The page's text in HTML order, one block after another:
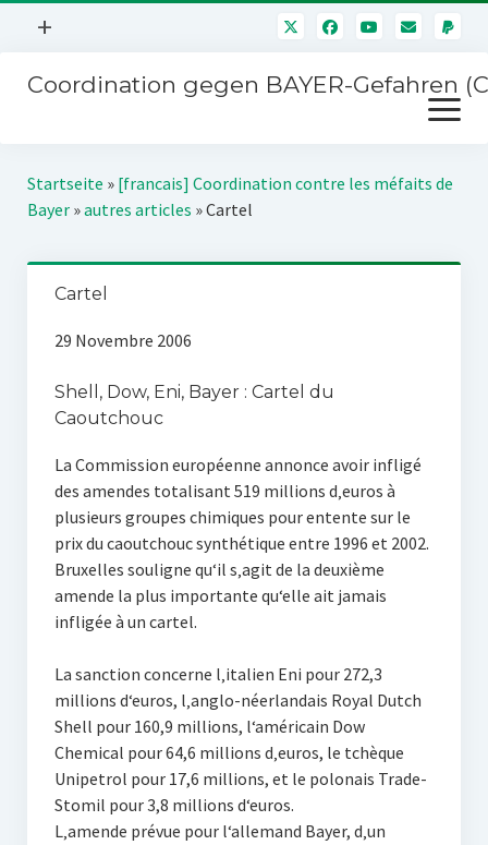
Menü
+
Mitmachen
Über uns
Impressum
Coordination gegen BAYER-Gefahren
Menü
öffnen
Kampagnen
Startseite » [francais] Coordination contre les méfaits de
Bayer»autres articles »Cartel
Cartel
29 Novembre 2006
Shell, Dow, Eni, Bayer : Cartel du
Caoutchouc
La Commission européenne annonce avoir infligé
des amendes totalisant 519 millions d‚euros à
plusieurs groupes chimiques pour entente sur le
prix du caoutchouc synthétique entre 1996 et 2002.
Bruxelles souligne qu‘il s‚agit de la deuxième
amende la plus importante qu‘elle ait jamais
infligée à un cartel.
La sanction concerne l‚italien Eni pour 272,3
millions d‘euros, l‚anglo-néerlandais Royal Dutch
Shell pour 160,9 millions, l‘américain Dow
Chemical pour 64,6 millions d‚euros, le tchèque
Unipetrol pour 17,6 millions, et le polonais Trade-
Stomil pour 3,8 millions d‘euros.
L‚amende prévue pour l‘allemand Bayer, d‚un